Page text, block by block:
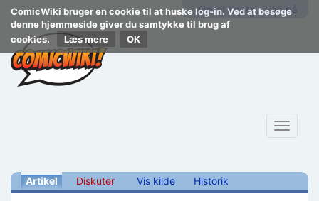
ComicWiki bruger en cookie til at huske log-in. Ved at besøge
denne hjemmeside giver du samtykke til brug af
cookies.
Læs mere
Opret konto Log på
Toggle
Artikel Diskuter Vis kilde Historik